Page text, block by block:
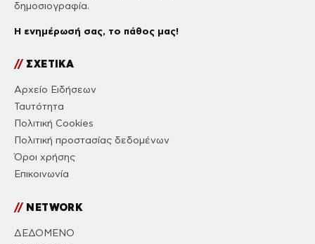
δημοσιογραφία.
Η ενημέρωσή σας, το πάθος μας!
//ΣΧΕΤΙΚΑ
Αρχείο Ειδήσεων
Ταυτότητα
Πολιτική Cookies
Πολιτική προστασίας δεδομένων
Όροι χρήσης
Επικοινωνία
//NETWORK
ΔΕΔΟΜΕΝΟ